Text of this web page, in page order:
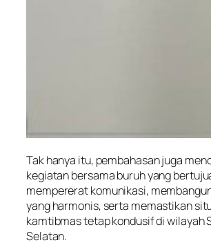
Tak hanya itu, pembahasan juga
kegiatan bersama buruh yang
mempererat komunikasi,
yang harmonis, serta memastikan
kamtibmas tetap kondusif di wilayah
Selatan.